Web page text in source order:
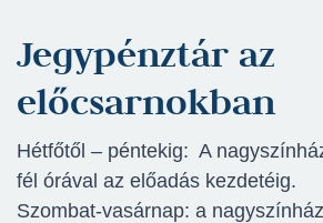
Jegypénztár az
előcsarnokban
Hétfőtől – péntekig: A
fél órával az előadás kezdetéig.
Szombat-vasárnap: a